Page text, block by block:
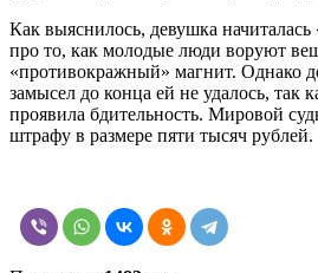
Как выяснилось, девушка начиталась
про то, как молодые люди воруют
«противокражный» магнит. Однако
замысел до конца ей не удалось, так
проявила бдительность. Мировой
штрафу в размере пяти тысяч рублей.